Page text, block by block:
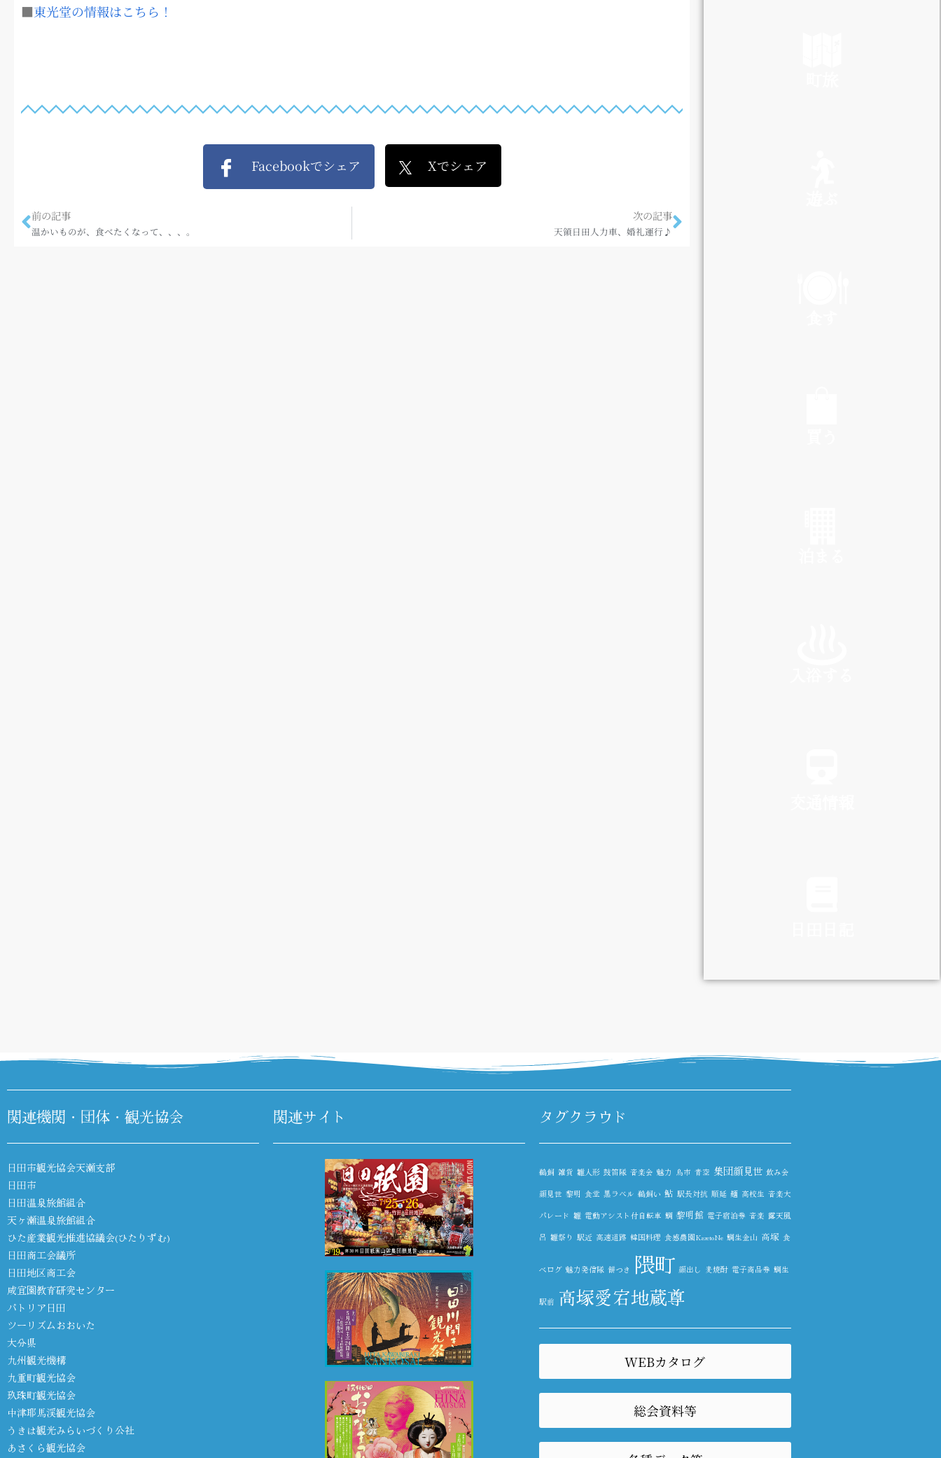
■東光堂の情報はこちら！
Facebookでシェア Xでシェア
前の記事
温かいものが、食べたくなって、、、。
次の記事
天領日田人力車、婚礼運行♪
DIARY
関連機関・団体・観光協会
日田市観光協会天瀬支部
日田市
日田温泉旅館組合
天ヶ瀬温泉旅館組合
ひた産業観光推進協議会(ひたりずむ)
日田商工会議所
日田地区商工会
咸宜園教育研究センター
パトリア日田
ツーリズムおおいた
大分県
九州観光機構
九重町観光協会
玖珠町観光協会
中津耶馬渓観光協会
うきは観光みらいづくり公社
あさくら観光協会
関連サイト タグクラウド
鵜飼 雑貨 雛人形 鼓笛隊 音楽会 魅力 鳥市 青空 集団顔見世 飲み会
顔見世 黎明 食堂 黒ラベル 鵜飼い 鮎 駅長対抗 順延 麺 高校生 音楽大
パレード 雛 電動アシスト付自転車 鯛 黎明館 電子宿泊券 音楽 露天風
呂 雛祭り 駅近 高速道路 韓国料理 食感農園KazetoNe 鯛生金山 高塚 食
べログ 魅力発信隊 餅つき 隈町 顔出し 麦焼酎 電子商品券 鯛生
駅前 高塚愛宕地蔵尊
WEBカタログ
総会資料等